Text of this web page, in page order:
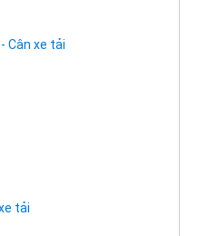
Cân xe tải
tải